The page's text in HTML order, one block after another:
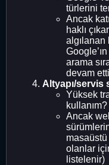
türlerini
Ancak
haklı
algılanan
arama
devam
Altyapı/servis
Yüksek
kullanım?
Ancak
olanlar
listelenir)